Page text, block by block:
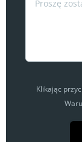
Klikając